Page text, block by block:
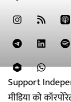
Support
मीडिया को